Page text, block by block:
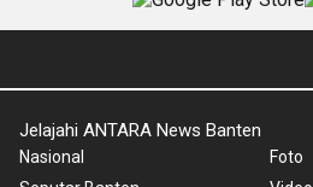
Jelajahi ANTARA News Banten
Nasional
Foto